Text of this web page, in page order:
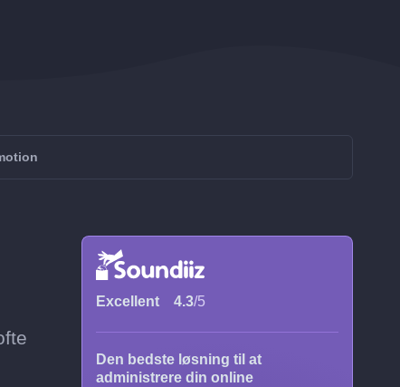
Excellent 4.3/5
Den bedste løsning til at
administrere din online